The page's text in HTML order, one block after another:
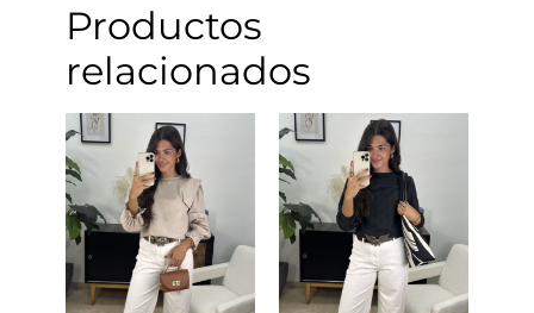
Productos
relacionados